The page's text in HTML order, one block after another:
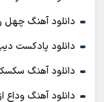
دانلود آهنگ
دانلود پادکست ديپ سنس ۷
دانلود آهنگ
دانلود آهنگ وداع